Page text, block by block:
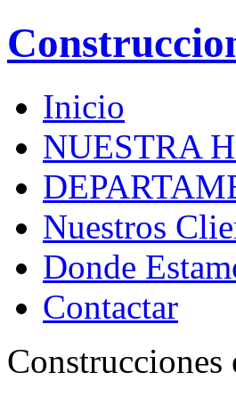
Inicio
NUESTRA
Nuestros
Donde
Contactar
Construcciones